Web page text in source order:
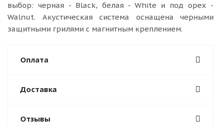
выбор: черная - Black, белая - White и под орех -
Walnut. Акустическая система оснащена черными
защитными грилями с магнитным креплением.
Оплата
Доставка
Отзывы